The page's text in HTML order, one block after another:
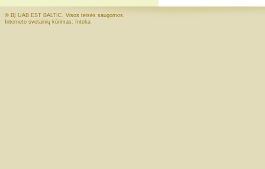
© BĮ UAB EST BALTIC. Visos teisės saugomos.
Interneto svetainių kūrimas: Inteka